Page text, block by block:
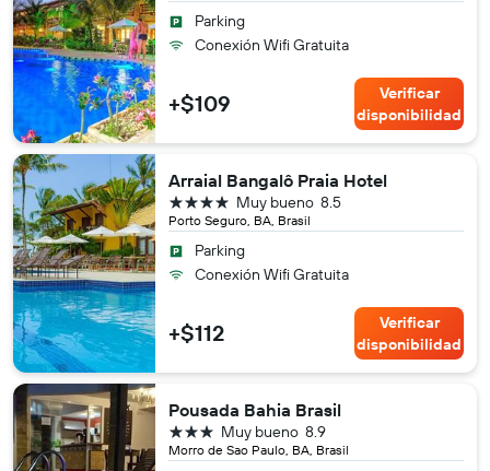
Parking
Conexión Wifi Gratuita
+$109
Verificar
disponibilidad
Arraial Bangalô Praia Hotel
Porto Seguro, BA, Brasil
8.5
Muy bueno
4 estrellas
Parking
Conexión Wifi Gratuita
+$112
Verificar
disponibilidad
Pousada Bahia Brasil
Morro de Sao Paulo, BA, Brasil
8.9
Muy bueno
3 estrellas